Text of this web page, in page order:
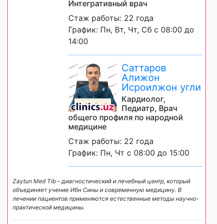
Интегративный врач
Стаж работы: 22 года
График: Пн, Вт, Чт, Сб с 08:00 до
14:00
Саттаров
Алижон
Исроилжон угли
Кардиолог,
Педиатр, Врач
общего профиля по народной
медицине
Стаж работы: 22 года
График: Пн, Чт с 08:00 до 15:00
Zaytun Med Tib – диагностический и лечебный центр, который
объединяет учение Ибн Сины и современную медицину. В
лечении пациентов применяются естественные методы научно-
практической медицины.